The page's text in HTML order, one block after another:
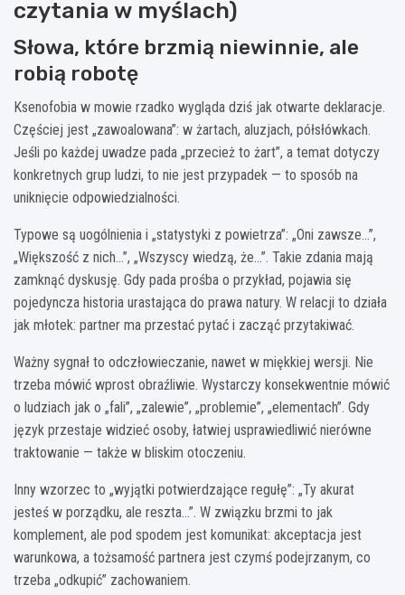
czytania w myślach)
Słowa, które brzmią niewinnie, ale
robią robotę
Ksenofobia w mowie rzadko wygląda dziś jak otwarte deklaracje.
Częściej jest „zawoalowana”: w żartach, aluzjach, półsłówkach.
Jeśli po każdej uwadze pada „przecież to żart”, a temat dotyczy
konkretnych grup ludzi, to nie jest przypadek — to sposób na
uniknięcie odpowiedzialności.
Typowe są uogólnienia i „statystyki z powietrza”: „Oni zawsze…”,
„Większość z nich…”, „Wszyscy wiedzą, że…”. Takie zdania mają
zamknąć dyskusję. Gdy pada prośba o przykład, pojawia się
pojedyncza historia urastająca do prawa natury. W relacji to działa
jak młotek: partner ma przestać pytać i zacząć przytakiwać.
Ważny sygnał to odczłowieczanie, nawet w miękkiej wersji. Nie
trzeba mówić wprost obraźliwie. Wystarczy konsekwentnie mówić
o ludziach jak o „fali”, „zalewie”, „problemie”, „elementach”. Gdy
język przestaje widzieć osoby, łatwiej usprawiedliwić nierówne
traktowanie — także w bliskim otoczeniu.
Inny wzorzec to „wyjątki potwierdzające regułę”: „Ty akurat
jesteś w porządku, ale reszta…”. W związku brzmi to jak
komplement, ale pod spodem jest komunikat: akceptacja jest
warunkowa, a tożsamość partnera jest czymś podejrzanym, co
trzeba „odkupić” zachowaniem.